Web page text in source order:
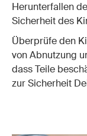
Herunterfallen
Sicherheit des
Überprüfe den
von Abnutzung
dass Teile
zur Sicherheit